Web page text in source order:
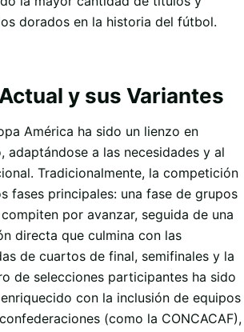
dorados en la historia del fútbol.
y sus Variantes
América ha sido un lienzo en
adaptándose a las necesidades y al
Tradicionalmente, la competición
fases principales: una fase de grupos
por avanzar, seguida de una
directa que culmina con las
de cuartos de final, semifinales y la
de selecciones participantes ha sido
con la inclusión de equipos
(como la CONCACAF),